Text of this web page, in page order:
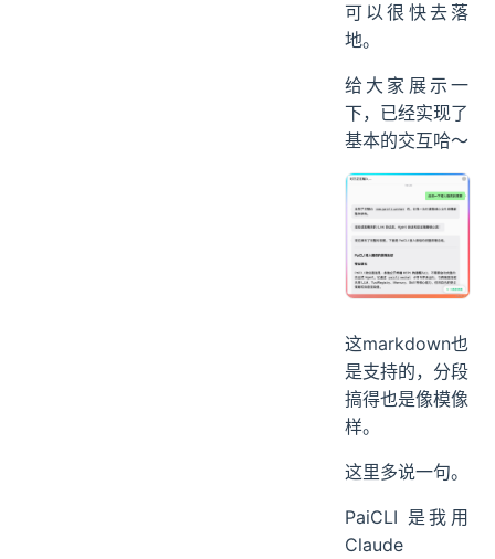
可以很快去落
地。
给大家展示一
下，已经实现了
基本的交互哈～
这markdown也
是支持的，分段
搞得也是像模像
样。
这里多说一句。
PaiCLI 是我用
Claude